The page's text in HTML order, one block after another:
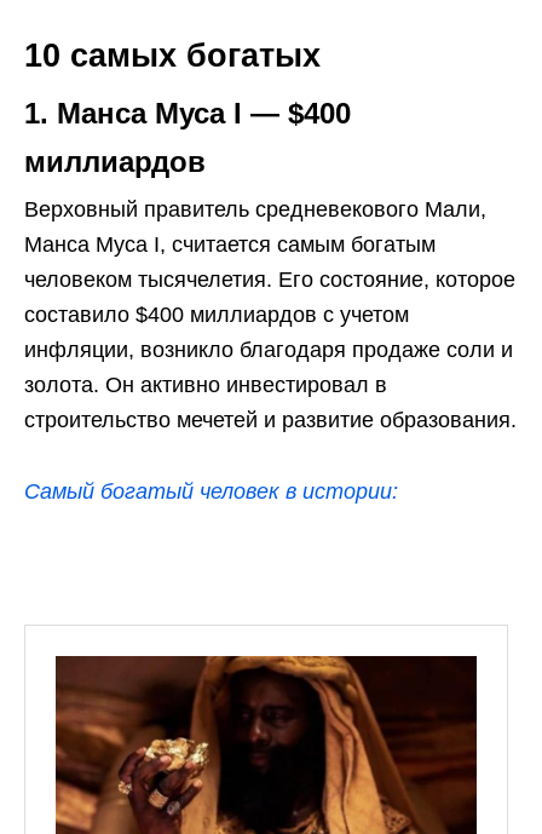
10 самых богатых
1. Манса Муса I — $400
миллиардов
Верховный правитель средневекового Мали,
Манса Муса I, считается самым богатым
человеком тысячелетия. Его состояние, которое
составило $400 миллиардов с учетом
инфляции, возникло благодаря продаже соли и
золота. Он активно инвестировал в
строительство мечетей и развитие образования.
Самый богатый человек в истории: